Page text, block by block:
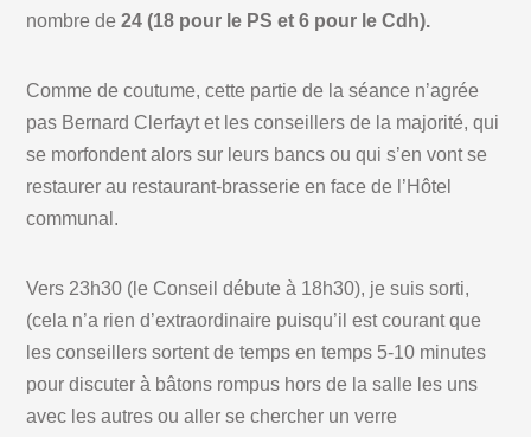
nombre de24 (18 pour le PS et 6 pour le Cdh).
Comme de coutume, cette partie de la séance n’agrée
pas Bernard Clerfayt et les conseillers de la majorité, qui
se morfondent alors sur leurs bancs ou qui s’en vont se
restaurer au restaurant-brasserie en face de l’Hôtel
communal.
Vers 23h30 (le Conseil débute à 18h30), je suis sorti,
(cela n’a rien d’extraordinaire puisqu’il est courant que
les conseillers sortent de temps en temps 5-10 minutes
pour discuter à bâtons rompus hors de la salle les uns
avec les autres ou aller se chercher un verre